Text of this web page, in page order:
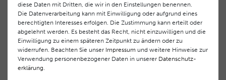
überdurchschnittliche Behandlungs- und Serviceleistung
gewährleisten. Deshalb haben wir ein selektives
Vertriebssystem eingeführt. THALGO COSMETICPartner
werden auf diese Weise wirtschaftlich unterstützt,
während Endverbrauchern eine stets gleichbleibend hohe
Dienstleistungsqualität und ein innovatives Produkt- und
Behandlungsprogramm geboten wird.
diese Daten mit Dritten, die wir in den Einstellungen benennen.
Die Datenverarbeitung kann mit Einwilligung oder aufgrund eines
berechtigten Interesses erfolgen. Die Zustimmung kann erteilt oder
abgelehnt werden. Es besteht das Recht, nicht einzuwilligen und die
Einwilligung zu einem späteren Zeitpunkt zu ändern oder zu
widerrufen. Beachten Sie unser Impressum und weitere Hinweise zur
Verwendung personenbezogener Daten in unserer Daten­schutz­
erklärung.